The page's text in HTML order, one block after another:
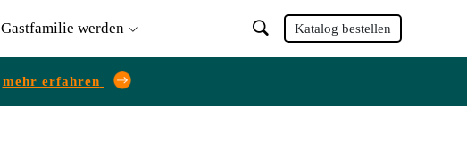
Gastfamilie werden Katalog bestellen
mehr erfahren